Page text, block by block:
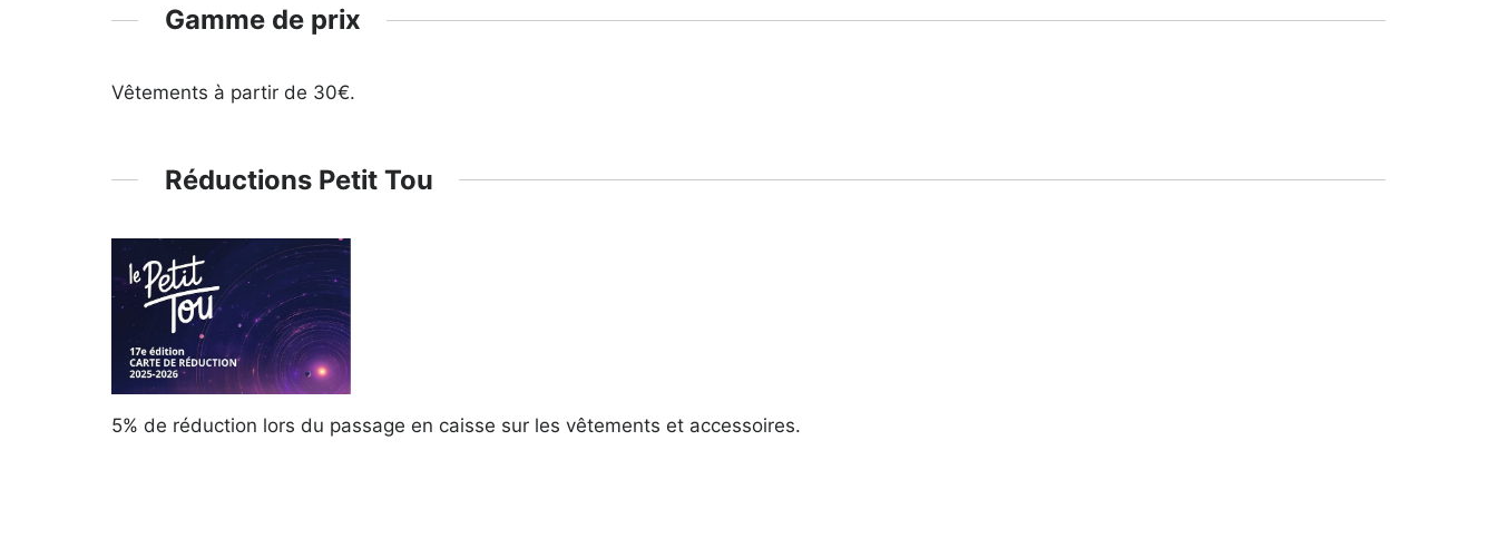
Gamme de prix
Vêtements à partir de 30€.
Réductions Petit Tou
5% de réduction lors du passage en caisse sur les vêtements et accessoires.